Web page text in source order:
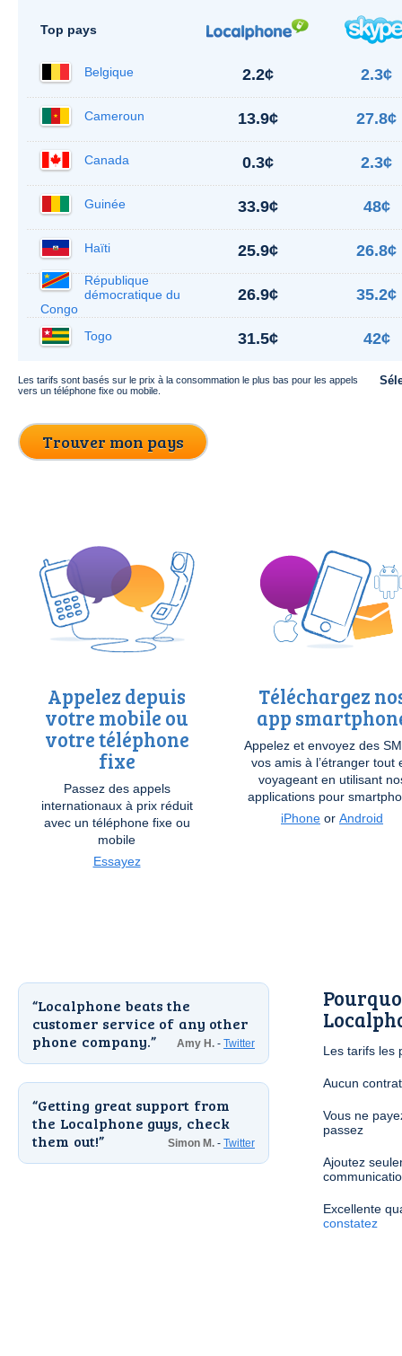
Top pays
Belgique 2.2¢ 2.3¢
Cameroun 13.9¢ 27.8¢
Canada 0.3¢ 2.3¢
Guinée 33.9¢ 48¢
Haïti 25.9¢ 26.8¢
République
démocratique du
Congo
26.9¢ 35.2¢
Togo 31.5¢ 42¢
Les tarifs sont basés sur le prix à la consommation le plus bas pour les appels
vers un téléphone fixe ou mobile.
Trouver mon pays
Appelez depuis
votre mobile ou
votre téléphone
fixe
Passez des appels
internationaux à prix réduit
avec un téléphone fixe ou
mobile
Essayez
Téléchargez
app
Appelez et envoyez des
vos amis à l’étranger tout
voyageant en utilisant
applications pour
iPhone or Android
Localphone beats the
customer service of any other
phone company.
Amy H. - Twitter
Getting great support from
the Localphone guys, check
them out!
Simon M. - Twitter
Les tarifs les
Aucun
Vous ne
passez
Ajoutez
Excellente
constatez